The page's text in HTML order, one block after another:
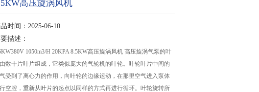
高压旋涡风机
时间：2025-06-10
描述：
1050m3/H 20KPA 8.5KW高压旋涡风机 高压旋涡气泵的叶
数十片叶片组成，它类似庞大的气轮机的叶轮。叶轮叶片中间的
受到了离心力的作用，向叶轮的边缘运动，在那里空气进入泵体
空腔，重新从叶片的起点以同样的方式再进行循环。叶轮旋转所